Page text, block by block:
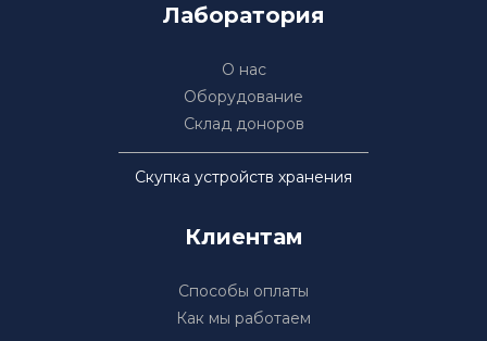
Лаборатория
О нас
Оборудование
Склад доноров
Скупка устройств хранения
Клиентам
Способы оплаты
Как мы работаем